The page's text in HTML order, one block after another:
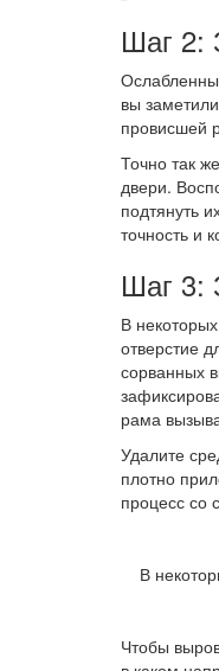
Шаг 2:
вы
провисшей
Точно так
двери.
подтянуть
точность и
Шаг 3:
В
отверстие
сорванных
рама
Удалите
плотно
процесс со
В
Чтобы